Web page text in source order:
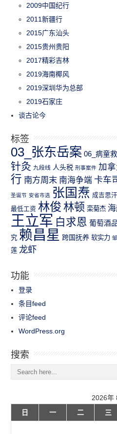
2009中国纪行
2011新疆行
2015广东汕头
2015贵州贵阳
2017精彩吉林
2019海南椰风
2019深圳华为总部
2019石家庄
谈古论今
标签
03_张东岳案 06_病童
针灸 九段线 人头税 刑事案件 加
行 南方周末 南海争端 卡车
圣诞节 安省市选 张国焘 成吉思汗
最低工资 林俊 林顿 栾菊杰
王立军 白求恩 葡萄酒
究 赖昌星 跨国抚养 软实力
莲 龙虾
功能
登录
条目feed
评论feed
WordPress.org
搜索
2026年
日
一 二 三